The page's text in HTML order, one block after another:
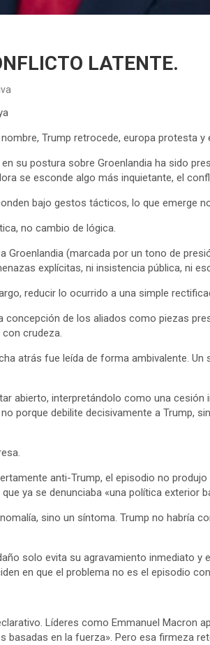
LATENTE.
Trump retrocede, europa protesta
su postura sobre Groenlandia ha sido
se esconde algo más inquietante, el
bajo gestos tácticos, lo que emerge
no cambio de lógica.
Groenlandia (marcada por un tono de
explícitas, ni insistencia pública, ni
reducir lo ocurrido a una simple
concepción de los aliados como piezas
crudeza.
atrás fue leída de forma ambivalente.
abierto, interpretándolo como una
porque debilite decisivamente a
anti-Trump, el episodio no
ya se denunciaba «una política
sino un síntoma. Trump no habría
solo evita su agravamiento inmediato
en que el problema no es el episodio
Líderes como Emmanuel Macron
basadas en la fuerza». Pero esa firmeza